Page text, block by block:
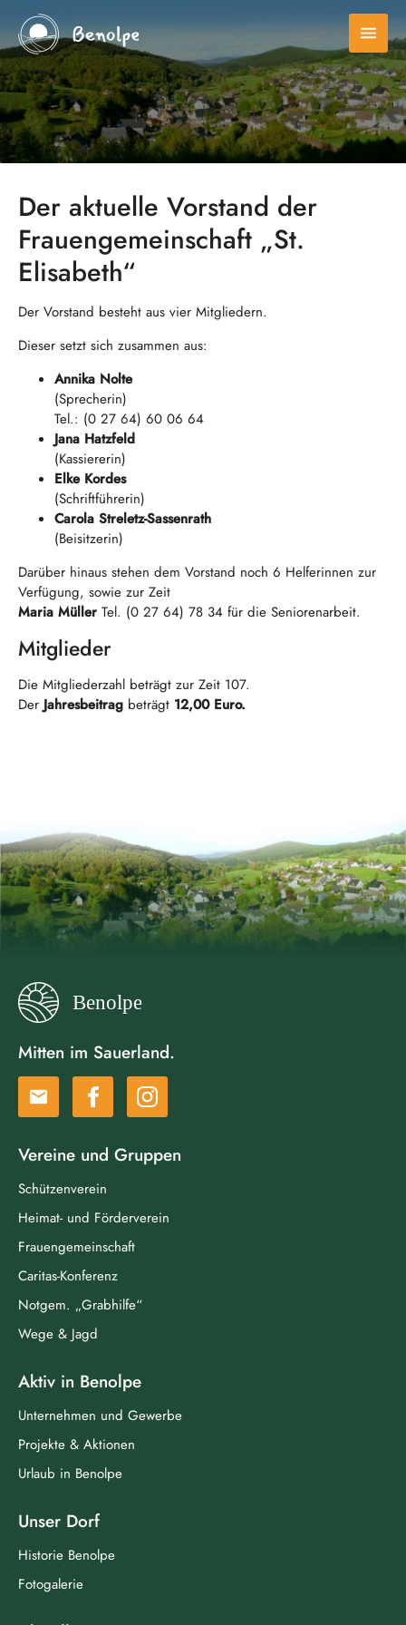
menu
Der aktuelle Vorstand der
Frauengemeinschaft „St.
Elisabeth“
Der Vorstand besteht aus vier Mitgliedern.
Dieser setzt sich zusammen aus:
Annika Nolte
(Sprecherin)
Tel.: (0 27 64) 60 06 64
Jana Hatzfeld
(Kassiererin)
Elke Kordes
(Schriftführerin)
Carola Streletz-Sassenrath
(Beisitzerin)
Darüber hinaus stehen dem Vorstand noch 6 Helferinnen zur
Verfügung, sowie zur Zeit
Maria Müller Tel. (0 27 64) 78 34 für die Seniorenarbeit.
Mitglieder
Die Mitgliederzahl beträgt zur Zeit 107.
DerJahresbeitrag beträgt 12,00 Euro.
Mitten im Sauerland.
email
Vereine und Gruppen
Schützenverein
Heimat- und Förderverein
Frauengemeinschaft
Caritas-Konferenz
Notgem. „Grabhilfe“
Wege & Jagd
Aktiv in Benolpe
Unternehmen und Gewerbe
Projekte & Aktionen
Urlaub in Benolpe
Unser Dorf
Historie Benolpe
Fotogalerie